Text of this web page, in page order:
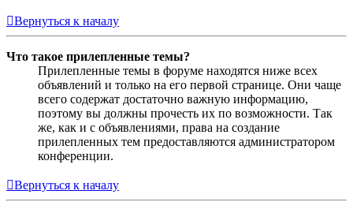
Вернуться к началу
Что такое прилепленные темы?
Прилепленные темы в форуме находятся ниже всех
объявлений и только на его первой странице. Они чаще
всего содержат достаточно важную информацию,
поэтому вы должны прочесть их по возможности. Так
же, как и с объявлениями, права на создание
прилепленных тем предоставляются администратором
конференции.
Вернуться к началу